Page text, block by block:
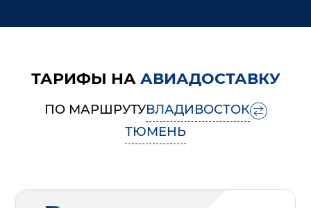
ТАРИФЫ НА АВИАДОСТАВКУ
ПО МАРШРУТУВЛАДИВОСТОК
ТЮМЕНЬ